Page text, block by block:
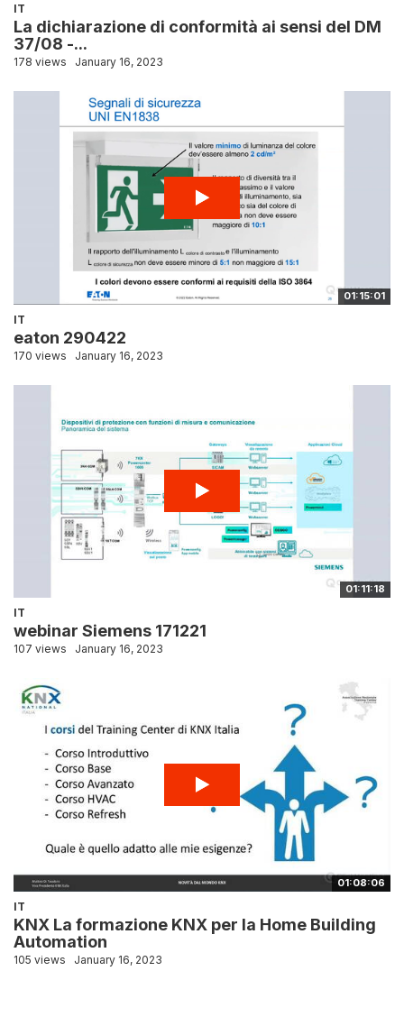
IT
La dichiarazione di conformità ai sensi del DM
37/08 -...
178 views January 16, 2023
01:15:01
IT
eaton 290422
170 views January 16, 2023
01:11:18
IT
webinar Siemens 171221
107 views January 16, 2023
01:08:06
IT
KNX La formazione KNX per la Home Building
Automation
105 views January 16, 2023